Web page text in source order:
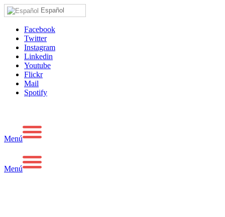
Español
Facebook
Twitter
Instagram
Linkedin
Youtube
Flickr
Mail
Spotify
Menú
Menú